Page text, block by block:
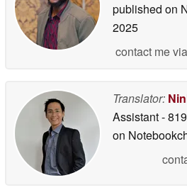
published on
2025
contact me
Translator:
Assistant-
on